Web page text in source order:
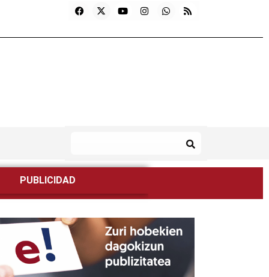
PUBLICIDAD